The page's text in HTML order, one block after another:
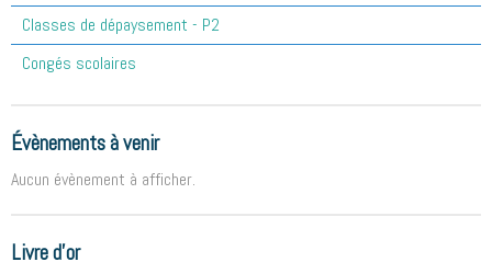
Classes de dépaysement - P2
Congés scolaires
Évènements à venir
Aucun évènement à afficher.
Livre d'or